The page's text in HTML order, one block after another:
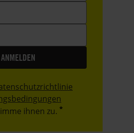
ihnen zu.